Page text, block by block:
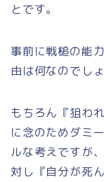
とです。
事前に戦槌の能
由は何なのでし
もちろん『狙わ
に念のためダミ
ルな考えですが
対し『自分が死